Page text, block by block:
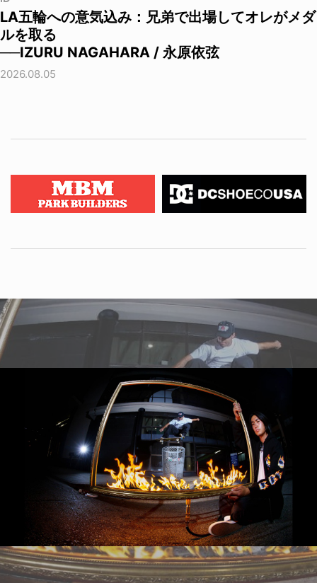
LA五輪への意気込み：兄弟で出場してオレがメダ
ルを取る
──IZURU NAGAHARA / 永原依弦
2026.08.05